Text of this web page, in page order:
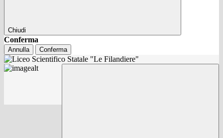
Chiudi
Conferma
Annulla Conferma